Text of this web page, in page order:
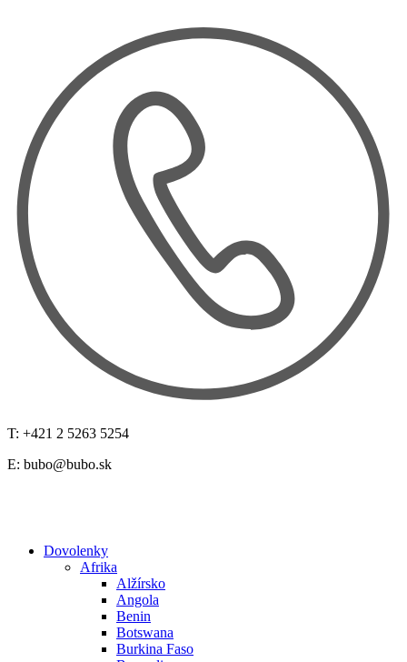
T: +421 2 5263 5254
E: bubo@bubo.sk
Dovolenky
Afrika
Alžírsko
Angola
Benin
Botswana
Burkina Faso